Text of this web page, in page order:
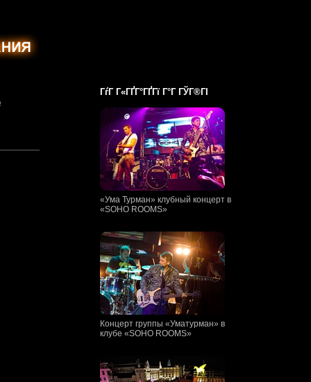
ГѓГ Г«ГҐГ°ГҐГї Г°Г ГЎГ®ГІ
«Ума Турман» клубный концерт в
«SOHO ROOMS»
Концерт группы «Уматурман» в
клубе «SOHO ROOMS»